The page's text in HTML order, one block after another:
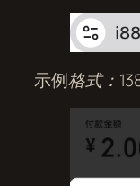
示例格式：